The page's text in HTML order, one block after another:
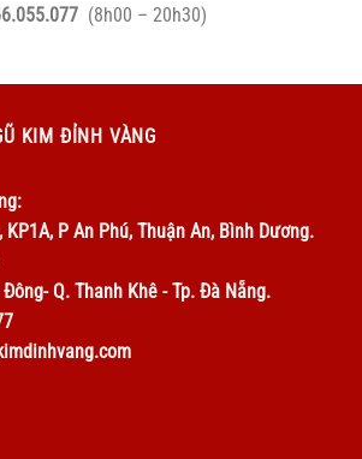
(8h00 – 20h30)
KIM ĐỈNH VÀNG
KP1A, P An Phú, Thuận An, Bình Dương.
Q. Thanh Khê - Tp. Đà Nẵng.